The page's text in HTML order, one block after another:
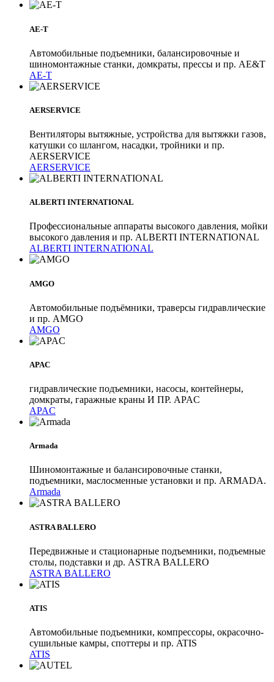
AE-T
Автомобильные подъемники, балансировочные и
шиномонтажные станки, домкраты, прессы и пр. AE&T
AE-T
AERSERVICE
Вентиляторы вытяжные, устройства для вытяжки газов,
катушки со шлангом, насадки, тройники и пр.
AERSERVICE
AERSERVICE
ALBERTI INTERNATIONAL
Профессиональные аппараты высокого давления, мойки
высокого давления и пр. ALBERTI INTERNATIONAL
ALBERTI INTERNATIONAL
AMGO
Автомобильные подъёмники, траверсы гидравлические
и пр. AMGO
AMGO
APAC
гидравлические подъемники, насосы, контейнеры,
домкраты, гаражные краны И ПР. APAC
APAC
Armada
Шиномонтажные и балансировочные станки,
подъемники, маслосменные установки и пр. ARMADA.
Armada
ASTRA BALLERO
Передвижные и стационарные подъемники, подъемные
столы, подставки и др. ASTRA BALLERO
ASTRA BALLERO
ATIS
Автомобильные подъемники, компрессоры, окрасочно-
сушильные камры, споттеры и пр. ATIS
ATIS